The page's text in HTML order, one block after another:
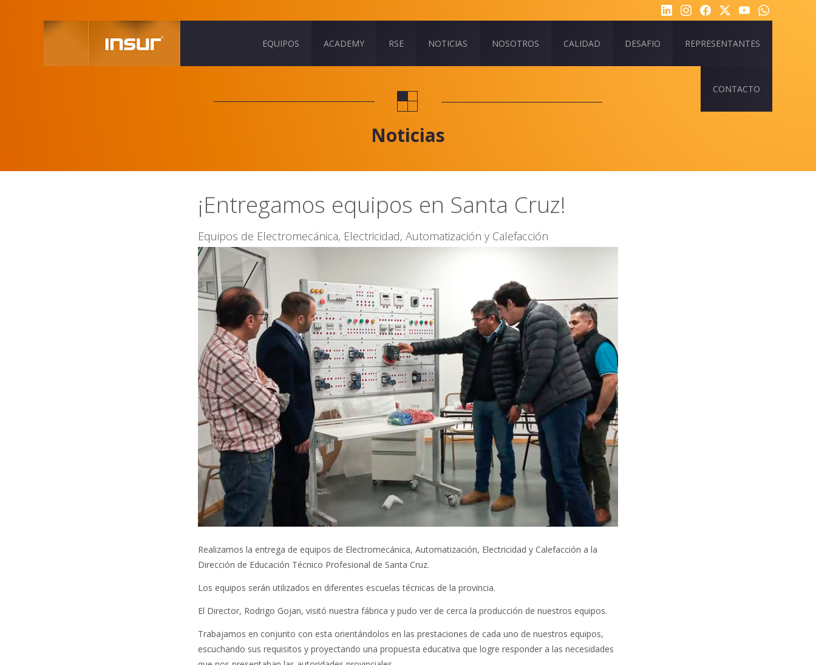
EQUIPOS ACADEMY RSE NOTICIAS NOSOTROS CALIDAD DESAFIO REPRESENTANTES
CONTACTO
Noticias
¡Entregamos equipos en Santa Cruz!
Equipos de Electromecánica, Electricidad, Automatización y Calefacción
Realizamos la entrega de equipos de Electromecánica, Automatización, Electricidad y Calefacción a la
Dirección de Educación Técnico Profesional de Santa Cruz.
Los equipos serán utilizados en diferentes escuelas técnicas de la provincia.
El Director, Rodrigo Gojan, visitó nuestra fábrica y pudo ver de cerca la producción de nuestros equipos.
Trabajamos en conjunto con esta orientándolos en las prestaciones de cada uno de nuestros equipos,
escuchando sus requisitos y proyectando una propuesta educativa que logre responder a las necesidades